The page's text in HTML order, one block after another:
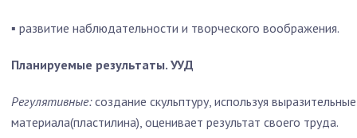
▪ развитие наблюдательности и творческого воображения.
Планируемые результаты. УУД
Регулятивные:создание скульптуру, используя
материала(пластилина), оценивает результат своего труда.